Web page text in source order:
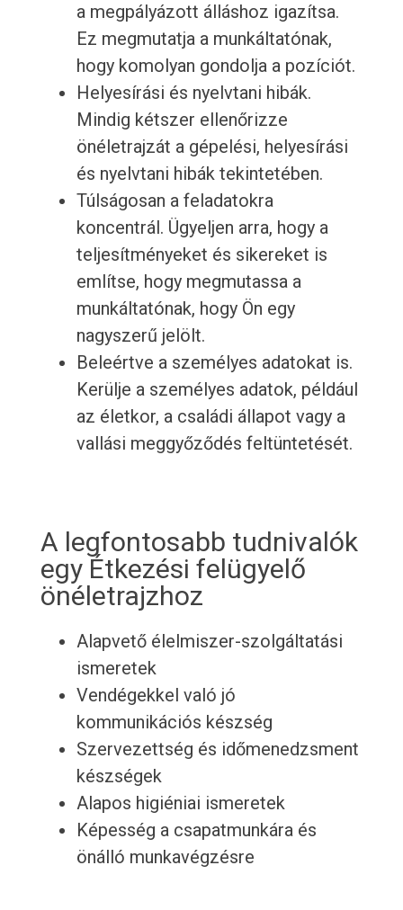
a megpályázott álláshoz igazítsa.
Ez megmutatja a munkáltatónak,
hogy komolyan gondolja a pozíciót.
Helyesírási és nyelvtani hibák.
Mindig kétszer ellenőrizze
önéletrajzát a gépelési, helyesírási
és nyelvtani hibák tekintetében.
Túlságosan a feladatokra
koncentrál. Ügyeljen arra, hogy a
teljesítményeket és sikereket is
említse, hogy megmutassa a
munkáltatónak, hogy Ön egy
nagyszerű jelölt.
Beleértve a személyes adatokat is.
Kerülje a személyes adatok, például
az életkor, a családi állapot vagy a
vallási meggyőződés feltüntetését.
A legfontosabb tudnivalók
egy Étkezési felügyelő
önéletrajzhoz
Alapvető élelmiszer-szolgáltatási
ismeretek
Vendégekkel való jó
kommunikációs készség
Szervezettség és időmenedzsment
készségek
Alapos higiéniai ismeretek
Képesség a csapatmunkára és
önálló munkavégzésre